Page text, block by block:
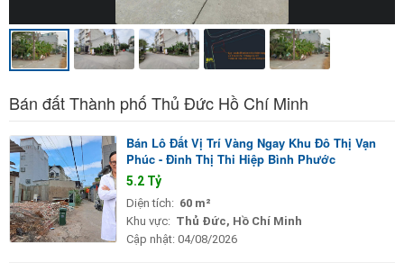
Bán đất Thành phố Thủ Đức Hồ Chí Minh
Bán Lô Đất Vị Trí Vàng Ngay Khu Đô Thị Vạn
Phúc - Đinh Thị Thi Hiệp Bình Phước
5.2 Tỷ
Diện tích: 60 m²
Khu vực: Thủ Đức, Hồ Chí Minh
Cập nhật: 04/08/2026